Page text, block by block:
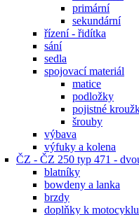
primární
sekundární
řízení - řidítka
sání
sedla
spojovací materiál
matice
podložky
pojistné
šrouby
výbava
výfuky a kolena
ČZ - ČZ 250 typ 471 -
blatníky
bowdeny a lanka
brzdy
doplňky k motocyklu